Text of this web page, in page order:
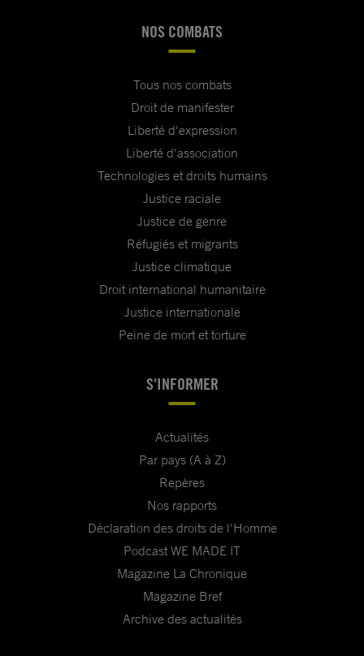
NOS COMBATS
Tous nos combats
Droit de manifester
Liberté d'expression
Liberté d'association
Technologies et droits humains
Justice raciale
Justice de genre
Réfugiés et migrants
Justice climatique
Droit international humanitaire
Justice internationale
Peine de mort et torture
S'INFORMER
Actualités
Par pays (A à Z)
Repères
Nos rapports
Déclaration des droits de l'Homme
Podcast WE MADE IT
Magazine La Chronique
Magazine Bref
Archive des actualités